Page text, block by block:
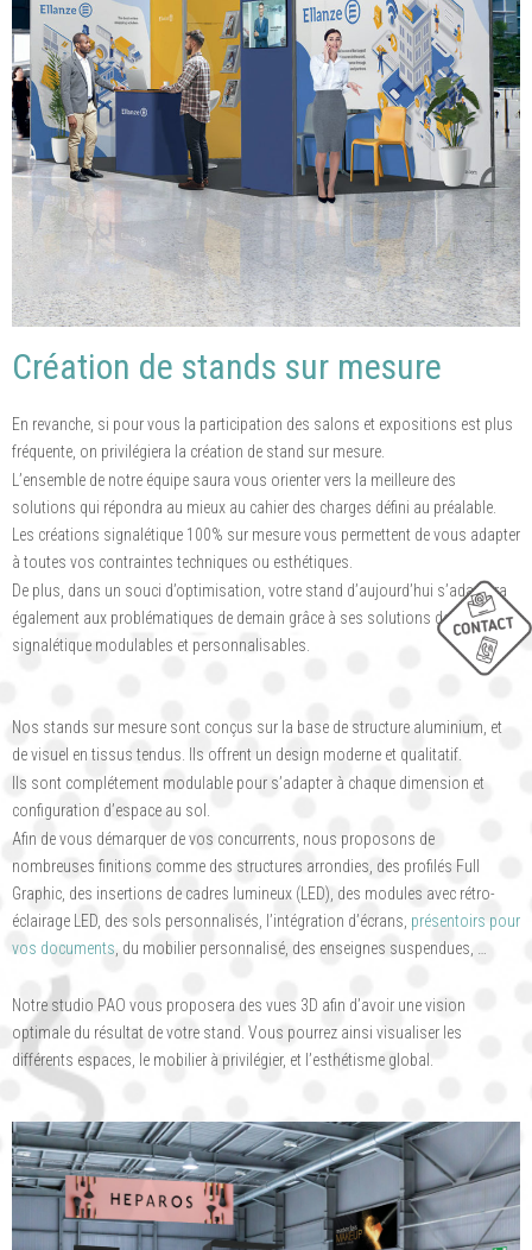
Création de stands sur mesure
En revanche, si pour vous la participation des salons et expositions est plus
fréquente, on privilégiera la création de stand sur mesure.
L’ensemble de notre équipe saura vous orienter vers la meilleure des
solutions qui répondra au mieux au cahier des charges défini au préalable.
Les créations signalétique 100% sur mesure vous permettent de vous adapter
à toutes vos contraintes techniques ou esthétiques.
De plus, dans un souci d’optimisation, votre stand d’aujourd’hui s’adaptera
également aux problématiques de demain grâce à ses solutions de
signalétique modulables et personnalisables.
Nos stands sur mesure sont conçus sur la base de structure aluminium, et
de visuel en tissus tendus. Ils offrent un design moderne et qualitatif.
Ils sont complétement modulable pour s’adapter à chaque dimension et
configuration d’espace au sol.
Afin de vous démarquer de vos concurrents, nous proposons de
nombreuses finitions comme des structures arrondies, des profilés Full
Graphic, des insertions de cadres lumineux (LED), des modules avec rétro-
éclairage LED, des sols personnalisés, l’intégration d’écrans, présentoirs pour
vos documents , du mobilier personnalisé, des enseignes suspendues, …
Notre studio PAO vous proposera des vues 3D afin d’avoir une vision
optimale du résultat de votre stand. Vous pourrez ainsi visualiser les
différents espaces, le mobilier à privilégier, et l’esthétisme global.